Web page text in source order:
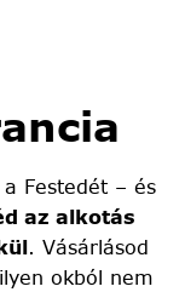
Festedét – és
az alkotás
. Vásárlásod
okból nem